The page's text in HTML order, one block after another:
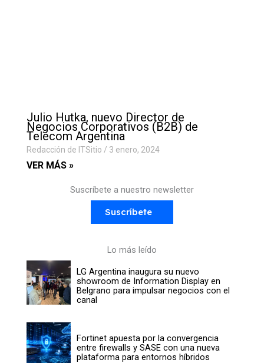
Julio Hutka, nuevo Director de
Negocios Corporativos (B2B) de
Telecom Argentina
Redacción de ITSitio 3 enero, 2024
VER MÁS »
Suscríbete a nuestro newsletter
Suscríbete
Lo más leído
LG Argentina inaugura su nuevo
showroom de Information Display en
Belgrano para impulsar negocios con el
canal
Fortinet apuesta por la convergencia
entre firewalls y SASE con una nueva
plataforma para entornos híbridos